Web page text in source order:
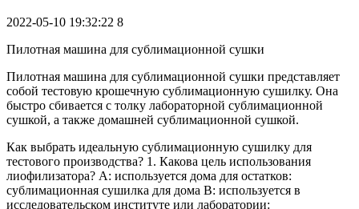
2022-05-10 19:32:22 8
Пилотная машина для сублимационной сушки
Пилотная машина для сублимационной сушки представляет
собой тестовую крошечную сублимационную сушилку. Она
быстро сбивается с толку лабораторной сублимационной
сушкой, а также домашней сублимационной сушкой.
Как выбрать идеальную сублимационную сушилку для
тестового производства? 1. Какова цель использования
лиофилизатора? A: используется дома для остатков:
сублимационная сушилка для дома B: используется в
исследовательском институте или лаборатории: